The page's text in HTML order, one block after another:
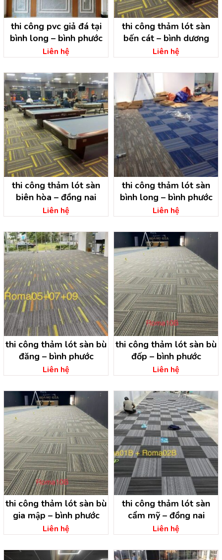
thi công pvc giả đá tại
bình long – bình phước
Liên hệ
thi công thảm lót sàn
bến cát – bình dương
Liên hệ
thi công thảm lót sàn
biên hòa – đồng nai
Liên hệ
thi công thảm lót sàn
bình long – bình phước
Liên hệ
thi công thảm lót sàn bù
đăng – bình phước
Liên hệ
thi công thảm lót sàn bù
đốp – bình phước
Liên hệ
thi công thảm lót sàn bù
gia mập – bình phước
Liên hệ
thi công thảm lót sàn
cẩm mỹ – đồng nai
Liên hệ